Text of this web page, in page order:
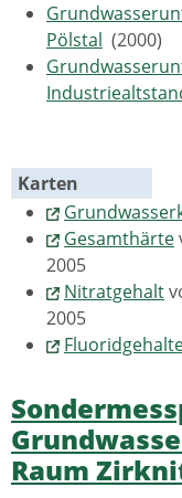
Pölstal (2000)
Karten
Gesamthärte
2005
Nitratgehalt
2005
Raum